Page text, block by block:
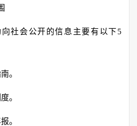
社会公开的信息主要有以下5
。
。
。